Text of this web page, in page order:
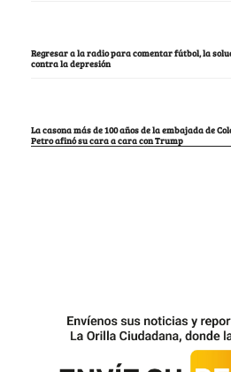
Regresar a la radio para comentar fútbol, la
contra la depresión
La casona más de 100 años de la embajada de
Petro afinó su cara a cara con Trump